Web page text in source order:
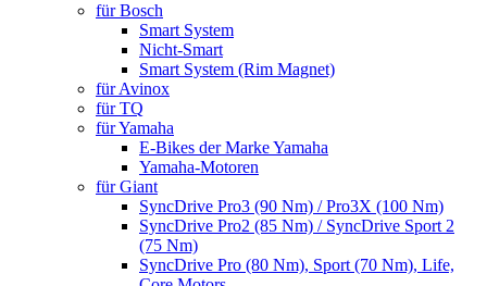
für Bosch
Smart System
Nicht-Smart
Smart System (Rim Magnet)
für Avinox
für TQ
für Yamaha
E-Bikes der Marke Yamaha
Yamaha-Motoren
für Giant
SyncDrive Pro3 (90 Nm) / Pro3X (100 Nm)
SyncDrive Pro2 (85 Nm) / SyncDrive Sport 2
(75 Nm)
SyncDrive Pro (80 Nm), Sport (70 Nm), Life,